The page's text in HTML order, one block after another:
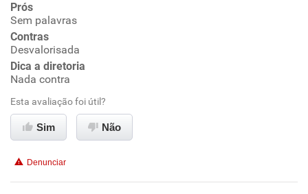
Ambiente de trabalho
Conciliação com a vida familiar
Não recomenda esta empresa
Prós
Sem palavras
Contras
Desvalorisada
Dica a diretoria
Nada contra
Esta avaliação foi útil?
Sim Não
Denunciar